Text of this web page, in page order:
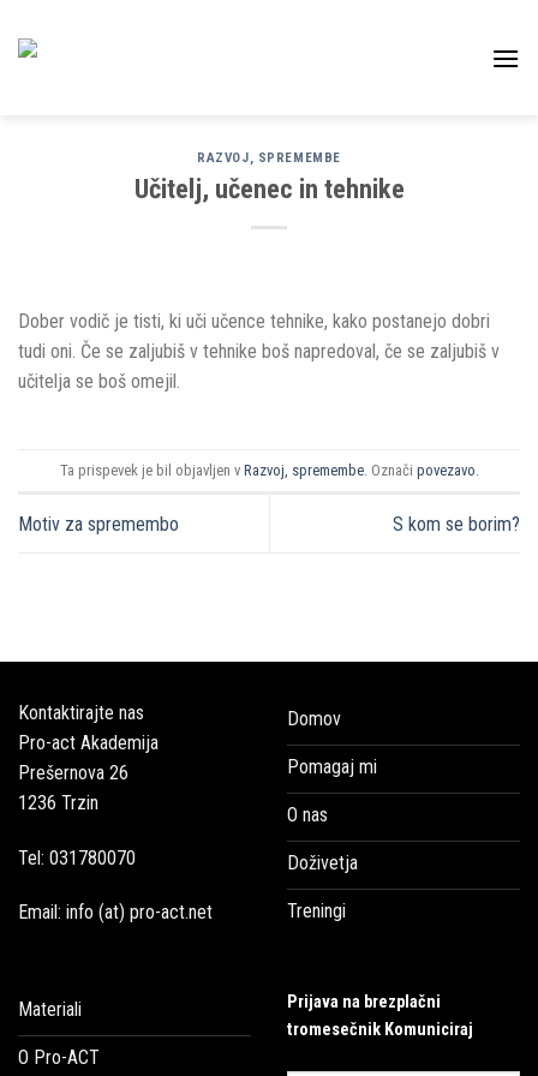
RAZVOJ, SPREMEMBE
Učitelj, učenec in tehnike
Dober vodič je tisti, ki uči učence tehnike, kako postanejo dobri
tudi oni. Če se zaljubiš v tehnike boš napredoval, če se zaljubiš v
učitelja se boš omejil.
Ta prispevek je bil objavljen v Razvoj, spremembe. Označi povezavo
Motiv za spremembo S kom se borim?
Kontaktirajte nas
Pro-act Akademija
Prešernova 26
1236 Trzin
Tel: 031780070
Email: info (at) pro-act.net
Domov
Pomagaj mi
O nas
Doživetja
Treningi
Materiali
O Pro-ACT
Prijava na brezplačni
tromesečnik Komuniciraj